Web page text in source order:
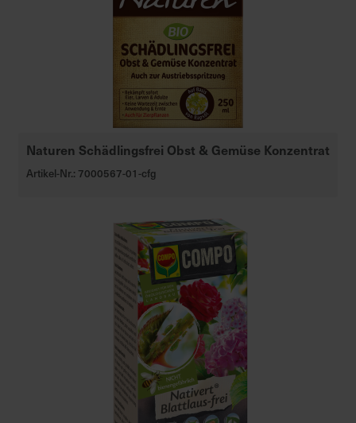
Naturen Schädlingsfrei Obst & Gemüse Konzentrat
Artikel-Nr.: 7000567-01-cfg